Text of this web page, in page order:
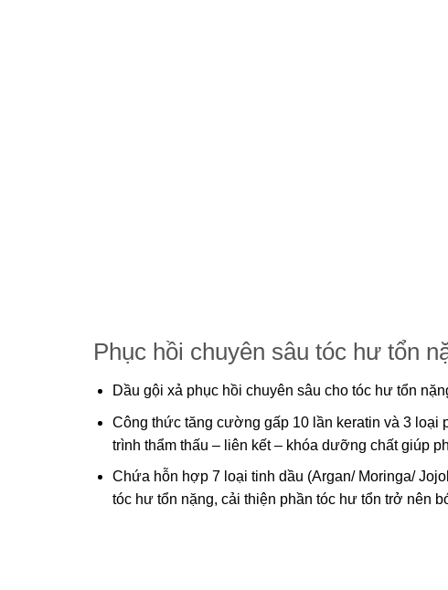
Phục hồi chuyên sâu tóc hư tổn
Dầu gội xả phục hồi chuyên sâu cho tóc hư tổn
Công thức tăng cường gấp 10 lần keratin và 3 loại
trình thẩm thấu – liên kết – khóa dưỡng chất giúp
Chứa hỗn hợp 7 loại tinh dầu (Argan/ Moringa/
tóc hư tổn nặng, cải thiện phần tóc hư tổn trở nên